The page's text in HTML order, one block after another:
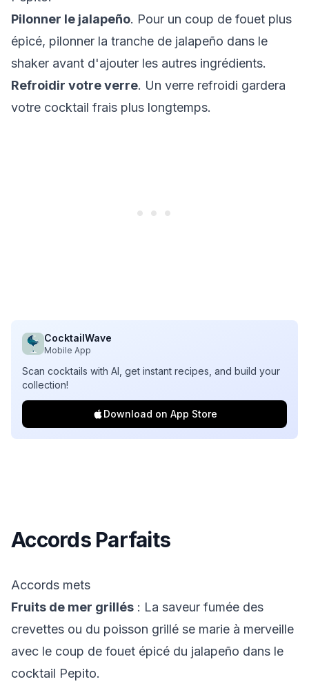
Pilonner le jalapeño. Pour un coup de fouet plus
épicé, pilonner la tranche de jalapeño dans le
shaker avant d'ajouter les autres ingrédients.
Refroidir votre verre. Un verre refroidi gardera
votre cocktail frais plus longtemps.
CocktailWave
Mobile App
Scan cocktails with AI, get instant recipes, and build your
collection!
Download on App Store
Accords Parfaits
Accords mets
Fruits de mer grillés : La saveur fumée des
crevettes ou du poisson grillé se marie à merveille
avec le coup de fouet épicé du jalapeño dans le
cocktail Pepito.